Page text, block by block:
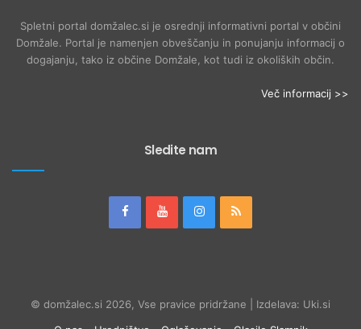
Spletni portal domžalec.si je osrednji informativni portal v občini
Domžale. Portal je namenjen obveščanju in ponujanju informacij o
dogajanju, tako iz občine Domžale, kot tudi iz okoliških občin.
Več informacij >>
Sledite nam
© domžalec.si 2026, Vse pravice pridržane | Izdelava: Uki.si